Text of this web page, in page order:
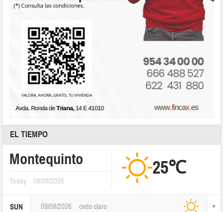
EL TIEMPO
Montequinto
Today 08/08/2026
25℃
SUN 09/08/2026 cielo claro